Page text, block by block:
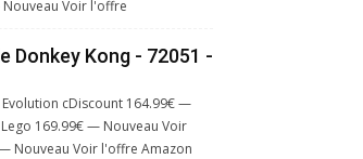
Voir l'offre
Donkey Kong - 72051 -
Evolution cDiscount 164.99€ —
169.99€ — Nouveau Voir
Nouveau Voir l'offre Amazon